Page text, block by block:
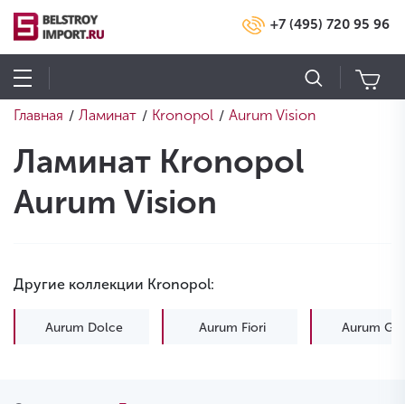
+7 (495) 720 95 96
Главная / Ламинат / Kronopol / Aurum Vision
Ламинат Kronopol
Aurum Vision
Другие коллекции Kronopol:
Aurum Dolce Aurum Fiori Aurum